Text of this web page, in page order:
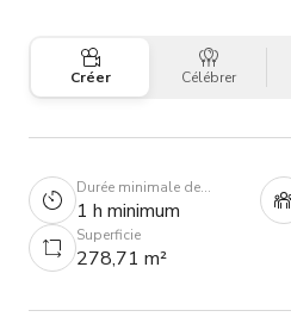
Créer Célébrer
Durée minimale de
réservation
1 h minimum
Superficie
278,71 m²